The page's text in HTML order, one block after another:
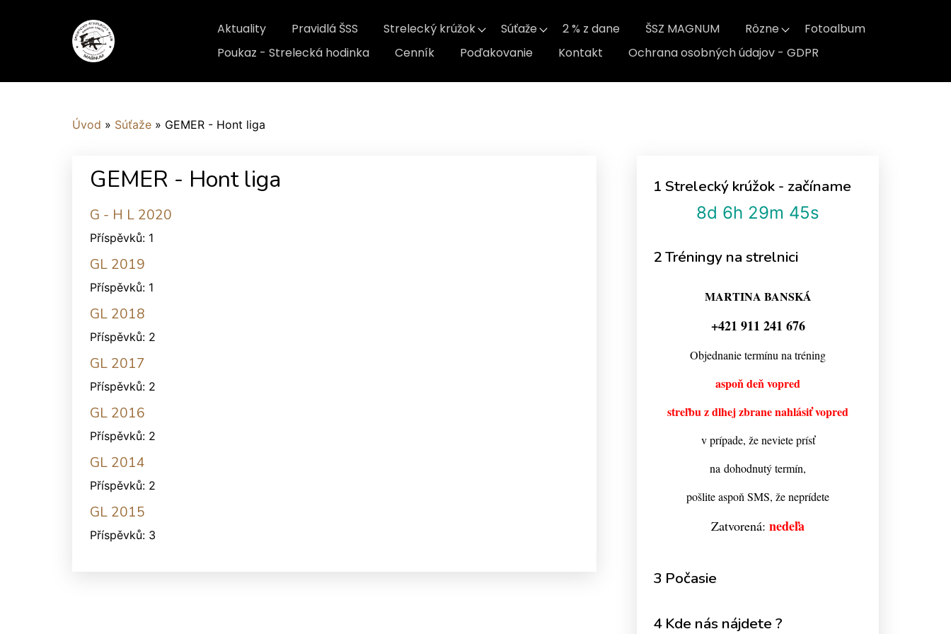
Aktuality Pravidlá ŠSS Strelecký krúžok Súťaže 2 % z dane ŠSZ MAGNUM Rôzne
Fotoalbum
Poukaz - Strelecká hodinka
Cenník Poďakovanie Kontakt Ochrana osobných údajov - GDPR
Úvod » Súťaže » GEMER - Hont liga
GEMER - Hont liga
G - H L 2020
Příspěvků: 1
GL 2019
Příspěvků: 1
GL 2018
Příspěvků: 2
GL 2017
Příspěvků: 2
GL 2016
Příspěvků: 2
GL 2014
Příspěvků: 2
GL 2015
Příspěvků: 3
1 Strelecký krúžok - začíname
8d 6h 29m 45s
2 Tréningy na strelnici
MARTINA BANSKÁ
+421 911 241 676
Objednanie termínu na tréning
aspoň deň vopred
streľbu z dlhej zbrane nahlásiť vopred
v prípade, že neviete prísť
na dohodnutý termín,
pošlite aspoň SMS, že neprídete
Zatvorená: nedeľa
3 Počasie
4 Kde nás nájdete ?